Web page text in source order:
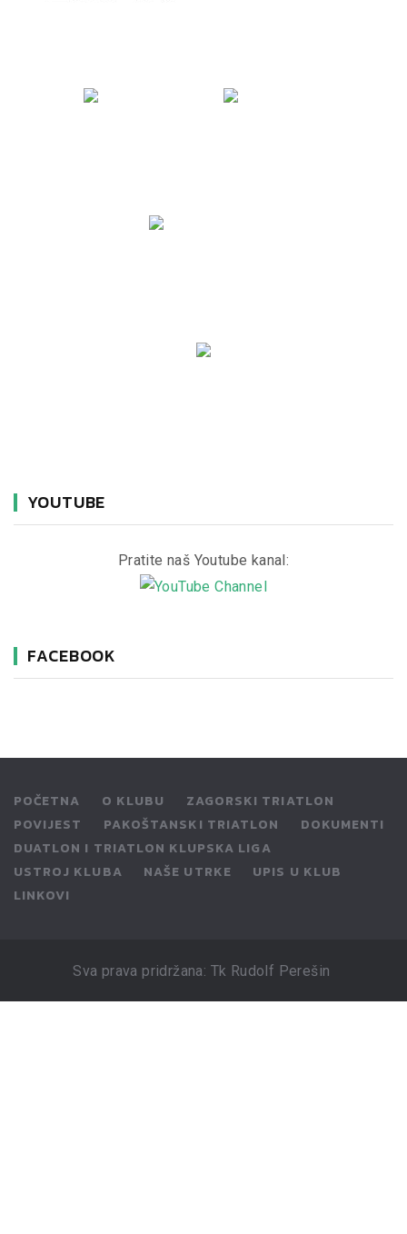
YOUTUBE
Pratite naš Youtube kanal:
FACEBOOK
POČETNA O KLUBU
ZAGORSKI TRIATLON
POVIJEST
PAKOŠTANSKI TRIATLON
DOKUMENTI
DUATLON I TRIATLON KLUPSKA LIGA
USTROJ KLUBA
NAŠE UTRKE
UPIS U KLUB
LINKOVI
Sva prava pridržana: Tk Rudolf Perešin